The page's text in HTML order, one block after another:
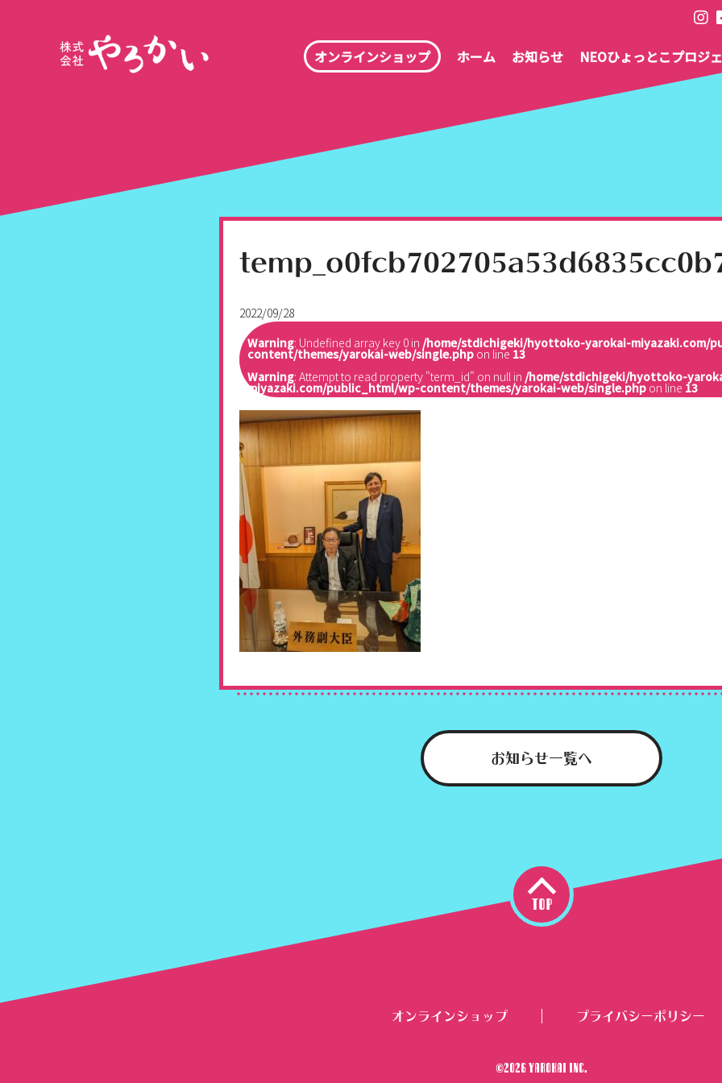
オンラインショップ ホーム お知らせ NEOひょっとこプロジ
2022/09/28
Warning: Undefined array key 0 in /home/stdichigeki/hyottoko-yarokai-miyazaki.com/
content/themes/yarokai-web/single.php on line 13
Warning: Attempt to read property "term_id" on null in /home/stdichigeki/hyottoko-
miyazaki.com/public_html/wp-content/themes/yarokai-web/single.php on line 13
お知らせ一覧へ
top
オンラインショップ | プライバシーポリシー
©2026 YAROKAI INC.